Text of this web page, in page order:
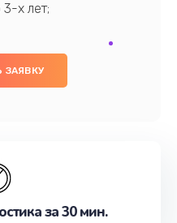
х лет;
ЗАЯВКУ
за 30 мин.